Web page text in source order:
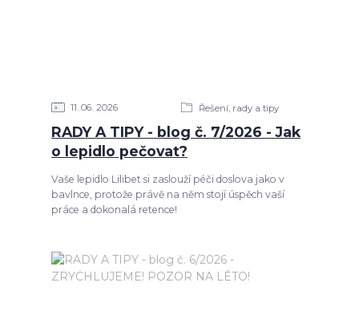
11 06 2026 Řešení, rady a tipy
RADY A TIPY - blog č. 7/2026 - Jak
o lepidlo pečovat?
Vaše lepidlo Lilibet si zaslouží péči doslova jako v
bavlnce, protože právě na něm stojí úspěch vaší
práce a dokonalá retence!